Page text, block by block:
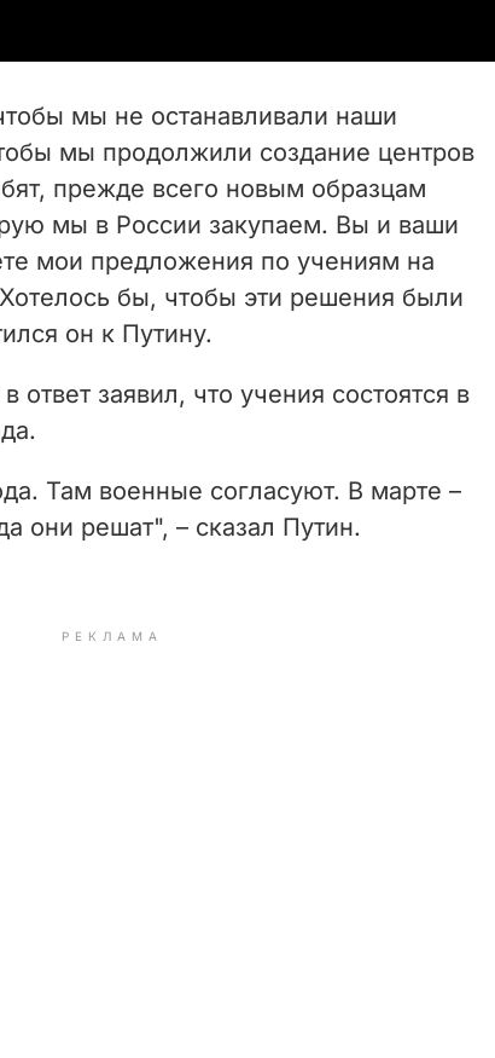
i
d
e
o
мы не останавливали наши
мы продолжили создание центров
прежде всего новым образцам
мы в России закупаем. Вы и ваши
мои предложения по учениям на
бы, чтобы эти решения были
он к Путину.
ответ заявил, что учения состоятся в
Там военные согласуют. В марте –
они решат", – сказал Путин.
РЕКЛАМА